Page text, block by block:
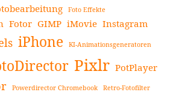
Foto Effekte
Fotor GIMP iMovie Instagram
iPhone KI-Animationsgeneratoren
Pixlr PotPlayer
Powerdirector Chromebook Retro-Fotofilter